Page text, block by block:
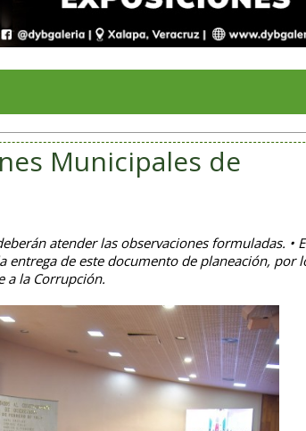
Municipales de
atender las observaciones formuladas. •
de este documento de planeación, por
a la Corrupción.